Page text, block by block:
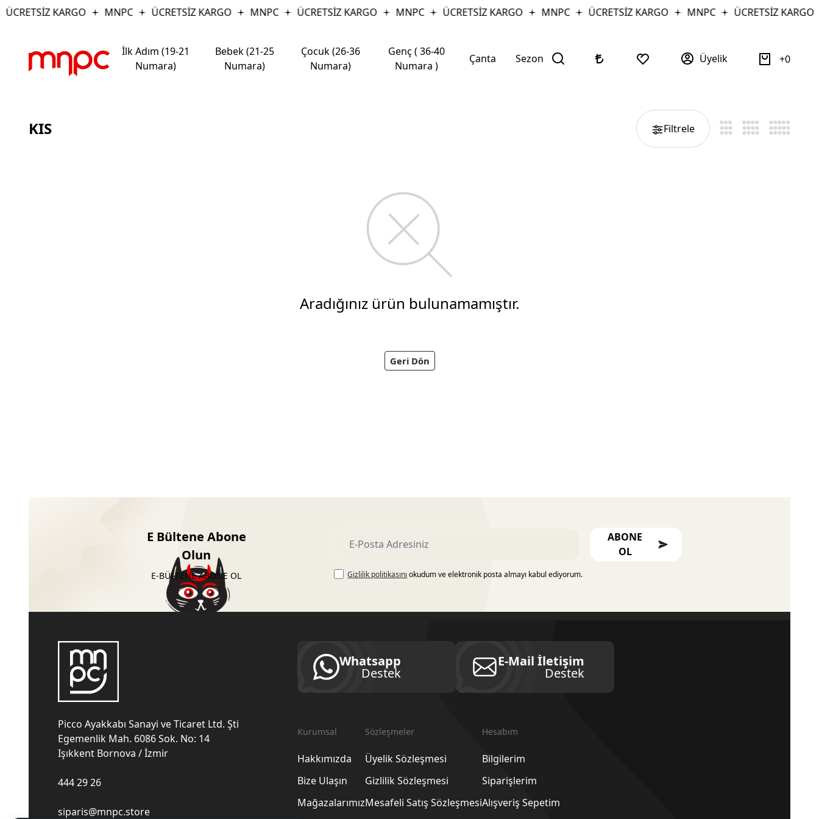
ÜCRETSİZ KARGO MNPC ÜCRETSİZ KARGO MNPC ÜCRETSİZ KARGO MNPC ÜCRETSİZ KARGO MNPC ÜCRETSİZ KARGO MNPC ÜCRETSİZ KARGO
İlk Adım (19-21
Numara)
Bebek (21-25
Numara)
Çocuk (26-36
Numara)
Genç ( 36-40
Numara )
Çanta Sezon Üyelik 0
KIS Filtrele
Aradığınız ürün bulunamamıştır.
Geri Dön
E Bültene Abone
Olun
E-BÜLTENE ABONE OL
ABONE
OL
Gizlilik politikasını okudum ve elektronik posta almayı kabul ediyorum.
Picco Ayakkabı Sanayi ve Ticaret Ltd. Şti
Egemenlik Mah. 6086 Sok. No: 14
Işıkkent Bornova / İzmir
444 29 26
siparis@mnpc.store
Whatsapp
Destek
E-Mail İletişim
Destek
Kurumsal
Hakkımızda
Bize Ulaşın
Mağazalarımız
Sözleşmeler
Üyelik Sözleşmesi
Gizlilik Sözleşmesi
Mesafeli Satış Sözleşmesi
Hesabım
Bilgilerim
Siparişlerim
Alışveriş Sepetim